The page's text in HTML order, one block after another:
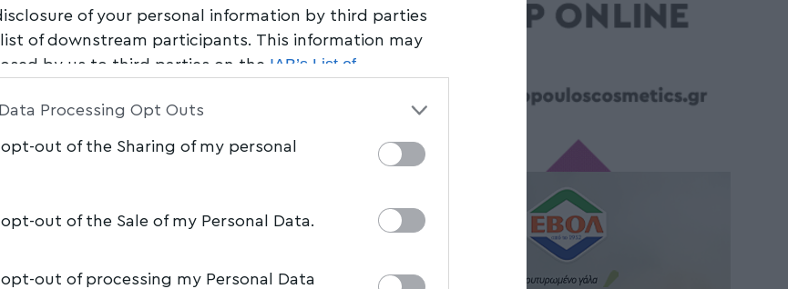
of your personal information by third parties
list of downstream participants. This information may
by us to third parties on the IAB’s List of
Processing Opt Outs
out of the Sharing of my personal
out of the Sale of my Personal Data.
out of processing my Personal Data